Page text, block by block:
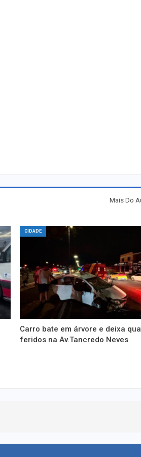
Mais Do
CIDADE
Carro bate em árvore e deixa
feridos na Av.Tancredo Neves